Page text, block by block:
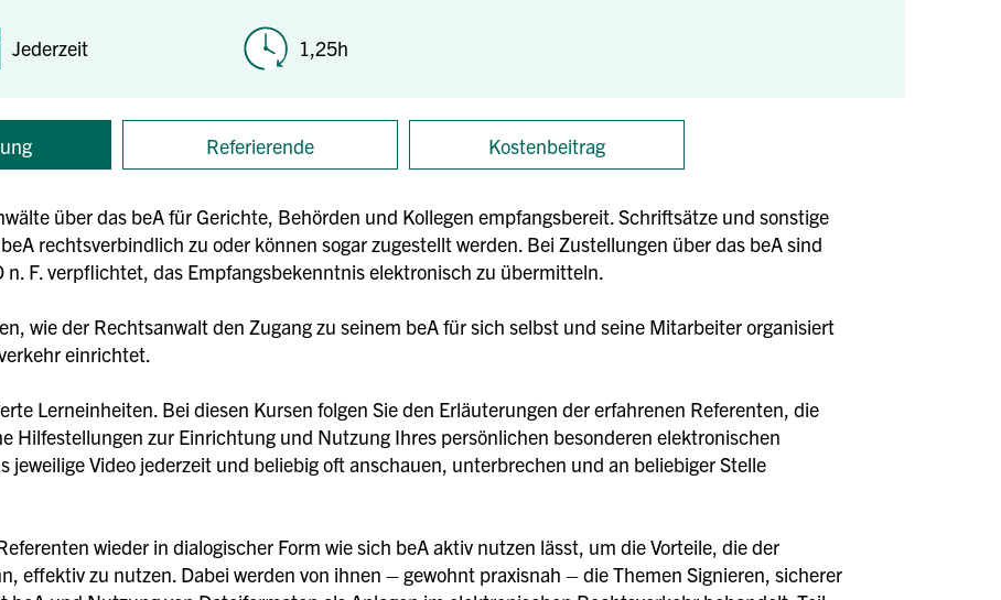
Jederzeit 1,25h
Referierende Kostenbeitrag
über das beA für Gerichte, Behörden und Kollegen empfangsbereit. Schriftsätze und sonstige
rechtsverbindlich zu oder können sogar zugestellt werden. Bei Zustellungen über das beA sind
n. F. verpflichtet, das Empfangsbekenntnis elektronisch zu übermitteln.
wie der Rechtsanwalt den Zugang zu seinem beA für sich selbst und seine Mitarbeiter organisiert
einrichtet.
Lerneinheiten. Bei diesen Kursen folgen Sie den Erläuterungen der erfahrenen Referenten, die
Hilfestellungen zur Einrichtung und Nutzung Ihres persönlichen besonderen elektronischen
jeweilige Video jederzeit und beliebig oft anschauen, unterbrechen und an beliebiger Stelle
wieder in dialogischer Form wie sich beA aktiv nutzen lässt, um die Vorteile, die der
effektiv zu nutzen. Dabei werden von ihnen – gewohnt praxisnah – die Themen Signieren, sicherer